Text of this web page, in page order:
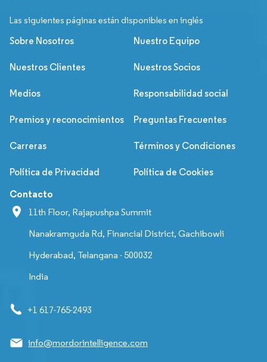
Las siguientes páginas están disponibles en inglés
Sobre Nosotros Nuestro Equipo
Nuestros Clientes Nuestros Socios
Medios Responsabilidad social
Premios y reconocimientos Preguntas Frecuentes
Carreras Términos y Condiciones
Política de Privacidad Política de Cookies
Contacto
11th Floor, Rajapushpa Summit
Nanakramguda Rd, Financial District, Gachibowli
Hyderabad, Telangana - 500032
India
+1 617-765-2493
info@mordorintelligence.com